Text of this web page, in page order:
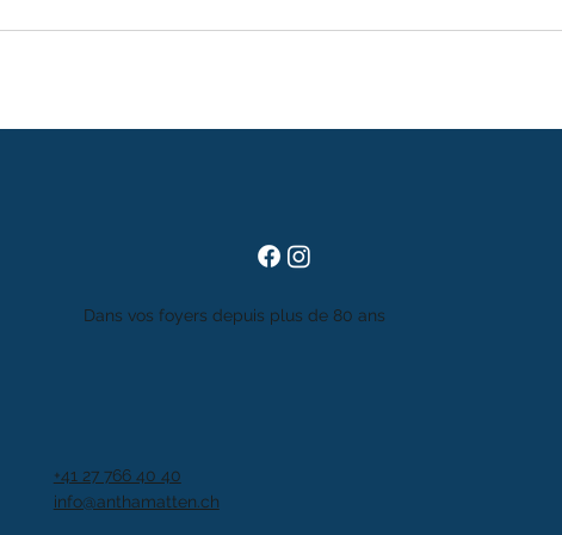
Dans vos foyers depuis plus de 80 ans
+41 27 766 40 40
info@anthamatten.ch